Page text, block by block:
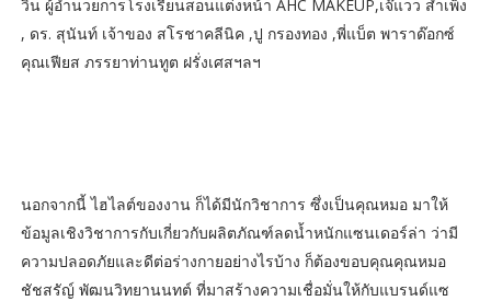
วิน ผู้อำนวยการโรงเรียนสอนแต่งหน้า AHC MAKEUP,เจ๊แวว สำเพ็ง
, ดร. สุนันท์ เจ้าของ สโรชาคลีนิค ,ปู กรองทอง ,พี่แบ็ต พาราด๊อกซ์
คุณเฟียส ภรรยาท่านทูต ฝรั่งเศสฯลฯ
นอกจากนี้ ไฮไลต์ของงาน ก็ได้มีนักวิชาการ ซึ่งเป็นคุณหมอ มาให้
ข้อมูลเชิงวิชาการกับเกี่ยวกับผลิตภัณฑ์ลดน้ำหนักแซนเดอร์ล่า ว่ามี
ความปลอดภัยและดีต่อร่างกายอย่างไรบ้าง ก็ต้องขอบคุณคุณหมอ
ชัชสรัญ์ พัฒนวิทยานนทต์ ที่มาสร้างความเชื่อมั่นให้กับแบรนด์แซ